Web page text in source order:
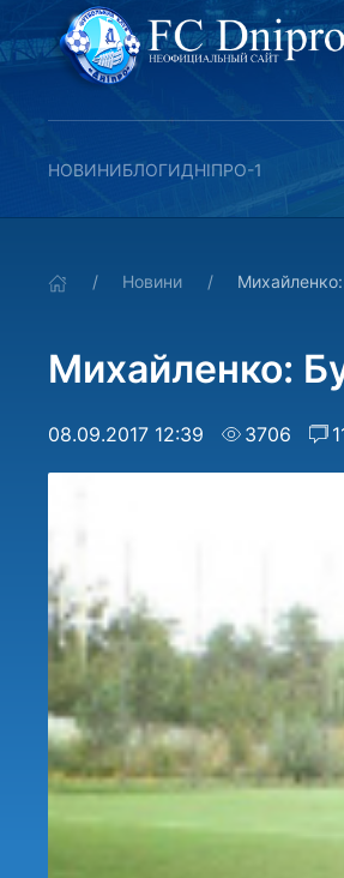
НОВИНИБЛОГИДНІПРО-1
Новини
Михайленко:
08.09.2017 12:39 3706